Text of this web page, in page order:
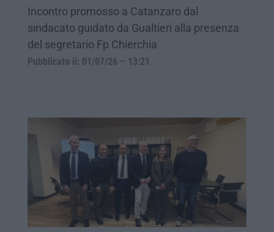
Incontro promosso a Catanzaro dal
sindacato guidato da Gualtieri alla presenza
del segretario Fp Chierchia
Pubblicato il: 01/07/26 – 13:21